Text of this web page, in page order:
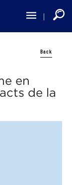
Back
en
de la